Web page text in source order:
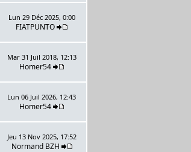
Lun 29 Déc 2025, 0:00
FIATPUNTO
Mar 31 Juil 2018, 12:13
Homer54
Lun 06 Juil 2026, 12:43
Homer54
Jeu 13 Nov 2025, 17:52
Normand BZH